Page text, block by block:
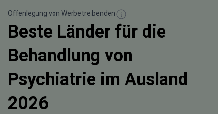
Offenlegung von Werbetreibenden
Beste Länder für die
Behandlung von
Psychiatrie im Ausland
2026